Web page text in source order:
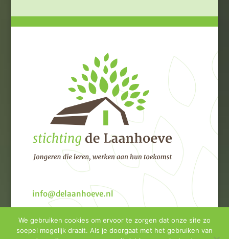
info@delaanhoeve.nl
We gebruiken cookies om ervoor te zorgen dat onze site zo
soepel mogelijk draait. Als je doorgaat met het gebruiken van